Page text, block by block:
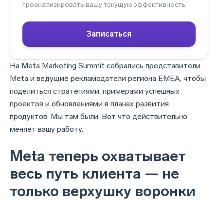
проанализировать вашу текущую эффективность.
Записаться
На Meta Marketing Summit собрались представители
Meta и ведущие рекламодатели региона EMEA, чтобы
поделиться стратегиями, примерами успешных
проектов и обновлениями в планах развития
продуктов. Мы там были. Вот что действительно
меняет вашу работу.
Meta теперь охватывает
весь путь клиента — не
только верхушку воронки